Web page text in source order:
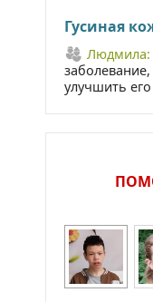
Гусиная
Людмила:
улучшить